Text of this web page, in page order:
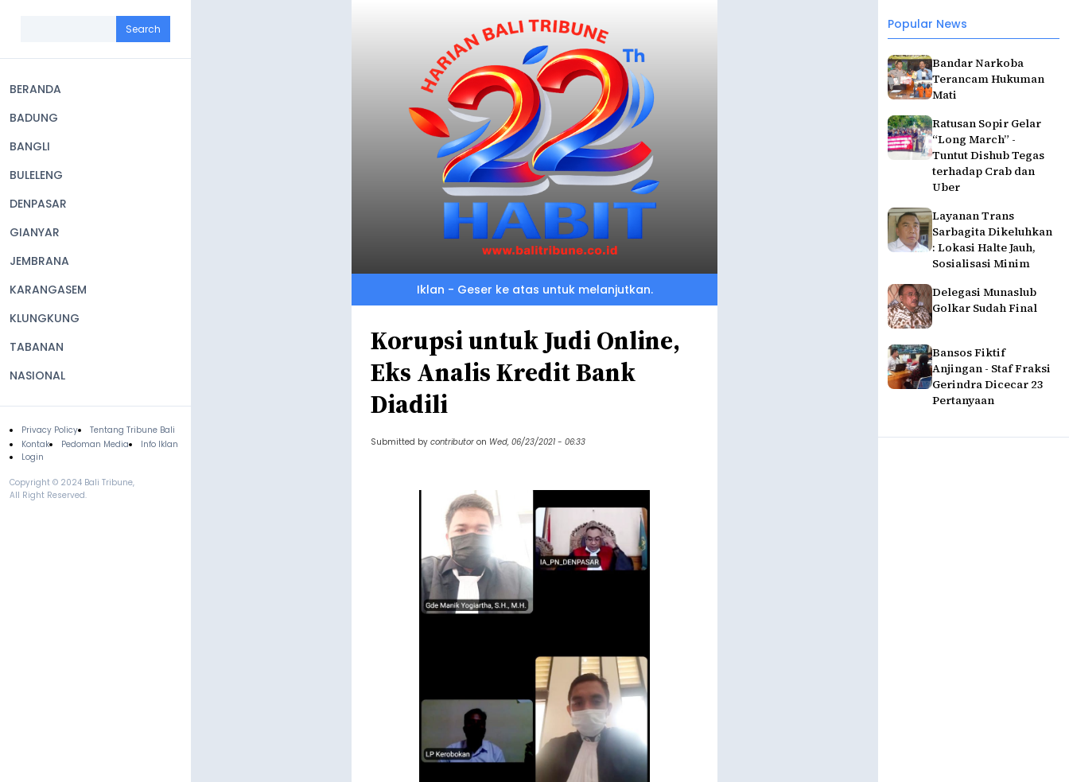
navigation
BERANDA
BADUNG
BANGLI
BULELENG
DENPASAR
GIANYAR
JEMBRANA
KARANGASEM
KLUNGKUNG
TABANAN
NASIONAL
Footer
Privacy Policy
Tentang Tribune Bali
Kontak
Pedoman Media
Info Iklan
Login
Copyright © 2024 Bali Tribune,
All Right Reserved.
Popular News
Bandar Narkoba
Terancam Hukuman
Mati
Ratusan Sopir Gelar
“Long March” -
Tuntut Dishub Tegas
terhadap Crab dan
Uber
Layanan Trans
Sarbagita Dikeluhkan
: Lokasi Halte Jauh,
Sosialisasi Minim
Delegasi Munaslub
Golkar Sudah Final
Bansos Fiktif
Anjingan - Staf Fraksi
Gerindra Dicecar 23
Pertanyaan
Iklan - Geser ke atas untuk melanjutkan.
Korupsi untuk Judi Online,
Eks Analis Kredit Bank
Diadili
Submitted by contributor on Wed, 06/23/2021 - 06:33